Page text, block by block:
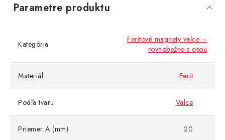
Parametre produktu
Kategória
Feritové magnety valce –
rovnobežne s osou
Materiál Ferit
Podľa tvaru Valce
Priemer A (mm) 20